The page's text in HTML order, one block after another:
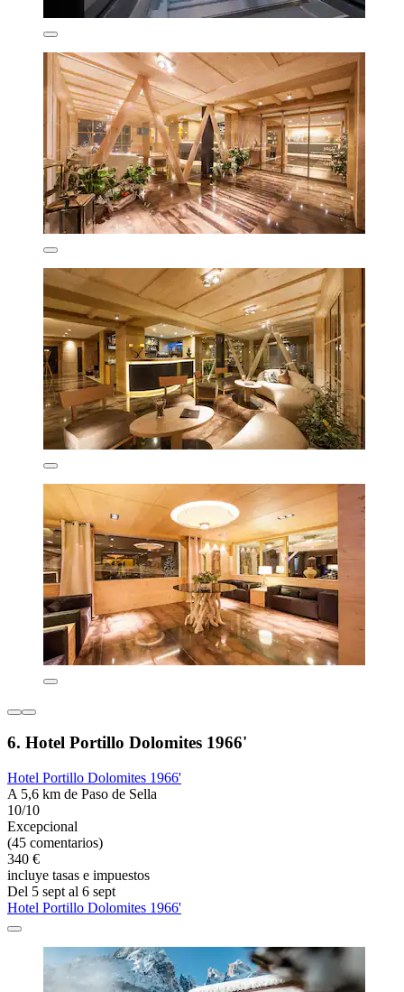
6. Hotel Portillo Dolomites 1966'
Hotel Portillo Dolomites 1966'
A 5,6 km de Paso de Sella
10/10
Excepcional
(45 comentarios)
340 €
incluye tasas e impuestos
Del 5 sept al 6 sept
Hotel Portillo Dolomites 1966'